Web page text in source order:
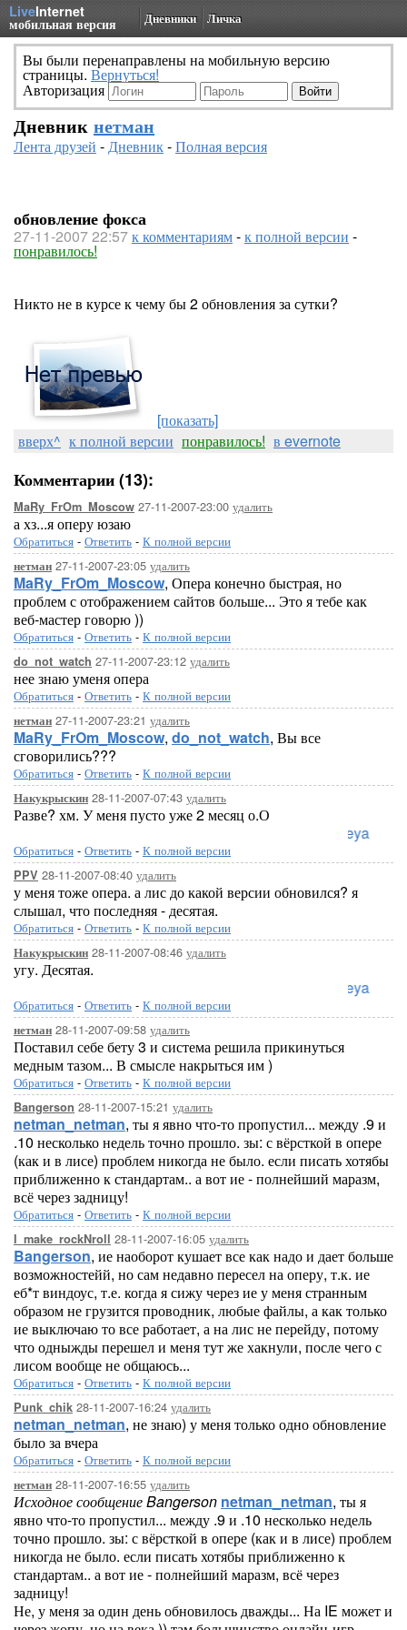
LiveInternet
мобильная версия Дневники Личка
Вы были перенаправлены на мобильную версию
страницы. Вернуться!
Авторизация
Дневник нетман
Лента друзей -Дневник-Полная версия
обновление фокса
27-11-2007 22:57к комментариям-к полной версии -
понравилось!
Никто не в курсе к чему бы 2 обновления за сутки?
[показать]
вверх^ к полной версии понравилось! в evernote
Комментарии (13):
MaRy_FrOm_Moscow 27-11-2007-23:00 удалить
а хз...я оперу юзаю
Обратиться - Ответить - К полной версии
нетман 27-11-2007-23:05 удалить
MaRy_FrOm_Moscow, Опера конечно быстрая, но
проблем с отображением сайтов больше... Это я тебе как
веб-мастер говорю ))
Обратиться - Ответить - К полной версии
do_not_watch 27-11-2007-23:12 удалить
нее знаю уменя опера
Обратиться - Ответить - К полной версии
нетман 27-11-2007-23:21 удалить
MaRy_FrOm_Moscow, do_not_watch, Вы все
сговорились???
Обратиться - Ответить - К полной версии
Накукрыскин 28-11-2007-07:43 удалить
Разве? хм. У меня пусто уже 2 месяц о.О
Loreleya
Обратиться - Ответить - К полной версии
PPV 28-11-2007-08:40 удалить
у меня тоже опера. а лис до какой версии обновился? я
слышал, что последняя - десятая.
Обратиться - Ответить - К полной версии
Накукрыскин 28-11-2007-08:46 удалить
угу. Десятая.
Loreleya
Обратиться - Ответить - К полной версии
нетман 28-11-2007-09:58 удалить
Поставил себе бету 3 и система решила прикинуться
медным тазом... В смысле накрыться им )
Обратиться - Ответить - К полной версии
Bangerson 28-11-2007-15:21 удалить
netman_netman, ты я явно что-то пропустил... между .9 и
.10 несколько недель точно прошло. зы: с вёрсткой в опере
(как и в лисе) проблем никогда не было. если писать хотябы
приближенно к стандартам.. а вот ие - полнейший маразм,
всё через задницу!
Обратиться - Ответить - К полной версии
I_make_rockNroll 28-11-2007-16:05 удалить
Bangerson, ие наоборот кушает все как надо и дает больше
возможностейй, но сам недавно пересел на оперу, т.к. ие
еб*т виндоус, т.е. когда я сижу через ие у меня странным
образом не грузится проводник, любые файлы, а как только
ие выключаю то все работает, а на лис не перейду, потому
что одныжды перешел и меня тут же хакнули, после чего с
лисом вообще не общаюсь...
Обратиться - Ответить - К полной версии
Punk_chik 28-11-2007-16:24 удалить
netman_netman, не знаю) у меня только одно обновление
было за вчера
Обратиться - Ответить - К полной версии
нетман 28-11-2007-16:55 удалить
Исходное сообщение Bangerson netman_netman, ты я
явно что-то пропустил... между .9 и .10 несколько недель
точно прошло. зы: с вёрсткой в опере (как и в лисе) проблем
никогда не было. если писать хотябы приближенно к
стандартам.. а вот ие - полнейший маразм, всё через
задницу!
Не, у меня за один день обновилось дважды... На IE может и